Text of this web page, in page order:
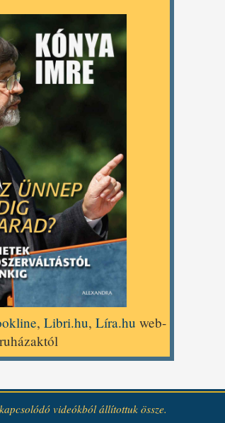
, Libri.hu, Líra.hu web-
videókból állítottuk össze.